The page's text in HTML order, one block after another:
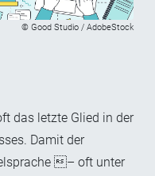
© Good Studio / AdobeStock
das letzte Glied in der
Damit der
– oft unter